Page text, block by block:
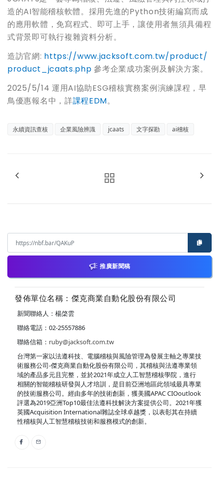
造的AI智能稽核軟體。採用先進的Python技術編寫而成
的應用軟體，免寫程式、即可上手，讓使用者無須具備程
式背景即可執行複雜資料分析。
造訪官網: https://www.jacksoft.com.tw/product/
product_jcaats.php 參考企業成功案例及解決方案。
2025/5/14 運用AI協助ESG稽核實務案例演練課程，早
鳥優惠報名中，詳課程EDM。
永續資訊查核 企業風險辨識 jcaats 文字探勘 ai稽核
推廣新聞稿
發佈單位名稱：傑克商業自動化股份有限公司
新聞聯絡人：楊棨雲
聯絡電話：02-25557886
聯絡信箱： ruby@jacksoft.com.tw
台灣第一家以法遵科技、電腦稽核與風險管理為發展主軸之專業技
術服務公司-傑克商業自動化股份有限公司，其稽核與法遵專業領
域的產品多元且完整，並於2021年成立人工智慧稽核學院，進行
相關的智能稽核研發與人才培訓，是目前亞洲地區此領域最具專業
的技術服務公司。經由多年的技術創新，獲美國APAC CIOoutlook
評選為2019亞洲Top10最佳法遵科技解決方案提供公司。2021年獲
英國Acquisition International雜誌全球卓越獎，以表彰其在持續
性稽核與人工智慧稽核技術和服務模式的創新。